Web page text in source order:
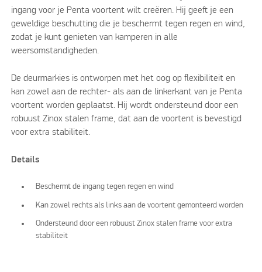
ingang voor je Penta voortent wilt creëren. Hij geeft je een
geweldige beschutting die je beschermt tegen regen en wind,
zodat je kunt genieten van kamperen in alle
weersomstandigheden.
De deurmarkies is ontworpen met het oog op flexibiliteit en
kan zowel aan de rechter- als aan de linkerkant van je Penta
voortent worden geplaatst. Hij wordt ondersteund door een
robuust Zinox stalen frame, dat aan de voortent is bevestigd
voor extra stabiliteit.
Details
Beschermt de ingang tegen regen en wind
Kan zowel rechts als links aan de voortent gemonteerd worden
Ondersteund door een robuust Zinox stalen frame voor extra
stabiliteit